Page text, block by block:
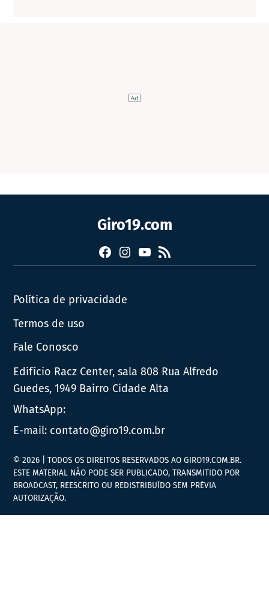
Giro19.com
Facebook
Instagram
YouTube
RSS
Política de privacidade
Termos de uso
Fale Conosco
Edifício Racz Center, sala 808 Rua Alfredo
Guedes, 1949 Bairro Cidade Alta
WhatsApp:
E-mail: contato@giro19.com.br
© 2026 | TODOS OS DIREITOS RESERVADOS AO GIRO19.COM.BR.
ESTE MATERIAL NÃO PODE SER PUBLICADO, TRANSMITIDO POR
BROADCAST, REESCRITO OU REDISTRIBUÍDO SEM PRÉVIA
AUTORIZAÇÃO.